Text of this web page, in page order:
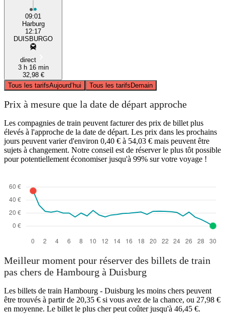
09:01
Harburg
12:17
DUISBURGO
direct
3 h 16 min
32,98 €
Tous les tarifsAujourd’hui Tous les tarifsDemain
Prix à mesure que la date de départ approche
Les compagnies de train peuvent facturer des prix de billet plus
élevés à l'approche de la date de départ. Les prix dans les prochains
jours peuvent varier d'environ 0,40 € à 54,03 € mais peuvent être
sujets à changement. Notre conseil est de réserver le plus tôt possible
pour potentiellement économiser jusqu'à 99% sur votre voyage !
Meilleur moment pour réserver des billets de train
pas chers de Hambourg à Duisburg
Les billets de train Hambourg - Duisburg les moins chers peuvent
être trouvés à partir de 20,35 € si vous avez de la chance, ou 27,98 €
en moyenne. Le billet le plus cher peut coûter jusqu'à 46,45 €.